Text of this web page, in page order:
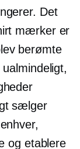
Det
mærker er
berømte
sælger
og etablere